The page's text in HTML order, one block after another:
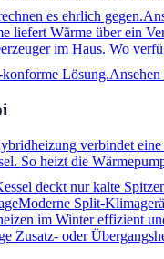
es ehrlich gegen.
liefert Wärme über ein
im Haus. Wo
Lösung.Ansehen
verbindet
So heizt die
deckt nur kalte
Moderne Split-
im Winter effizient
Zusatz- oder